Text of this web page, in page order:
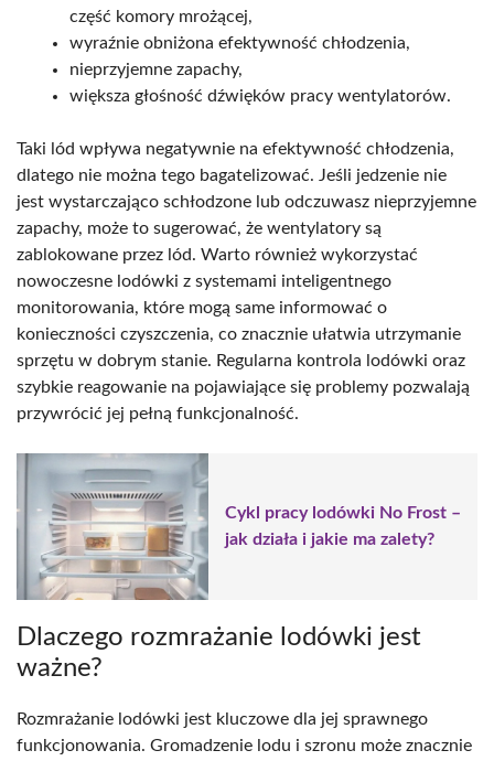
część komory mrożącej,
wyraźnie obniżona efektywność chłodzenia,
nieprzyjemne zapachy,
większa głośność dźwięków pracy wentylatorów.
Taki lód wpływa negatywnie na efektywność chłodzenia,
dlatego nie można tego bagatelizować. Jeśli jedzenie nie
jest wystarczająco schłodzone lub odczuwasz nieprzyjemne
zapachy, może to sugerować, że wentylatory są
zablokowane przez lód. Warto również wykorzystać
nowoczesne lodówki z systemami inteligentnego
monitorowania, które mogą same informować o
konieczności czyszczenia, co znacznie ułatwia utrzymanie
sprzętu w dobrym stanie. Regularna kontrola lodówki oraz
szybkie reagowanie na pojawiające się problemy pozwalają
przywrócić jej pełną funkcjonalność.
Cykl pracy lodówki No Frost –
jak działa i jakie ma zalety?
Dlaczego rozmrażanie lodówki jest
ważne?
Rozmrażanie lodówki jest kluczowe dla jej sprawnego
funkcjonowania. Gromadzenie lodu i szronu może znacznie